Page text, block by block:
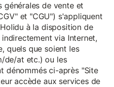
générales de vente et
et "CGU") s'appliquent
à la disposition de
via Internet,
quels que soient les
de/at etc.) ou les
dénommés ci-après "Site
accède aux services de